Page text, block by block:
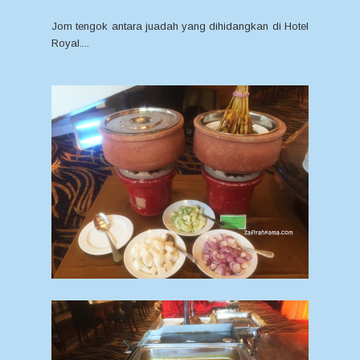
Jom tengok antara juadah yang dihidangkan di Hotel
Royal....